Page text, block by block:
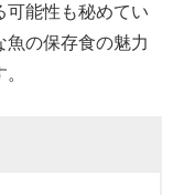
可能性も秘めてい
魚の保存食の魅力